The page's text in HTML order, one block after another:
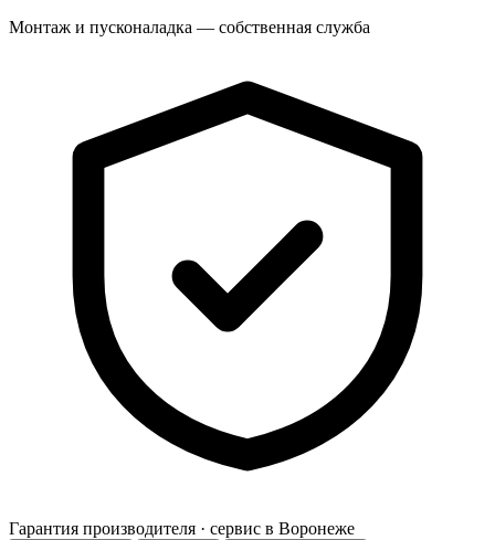
Монтаж и пусконаладка — собственная служба
Гарантия производителя · сервис в Воронеже